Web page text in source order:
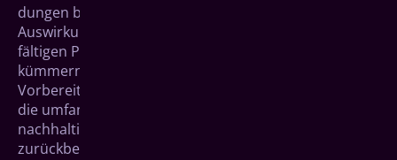
dungen betroffen ist, kann das ernst­hafte
Auswirkungen auf die Zähne haben. In unserem sorg­
fältigen Paro­dontitis-Behandlungs­programm
kümmern wir uns um die gewissen­hafte
Vorbereitung, die professio­nelle Durch­führung und
die umfang­reiche Nach­sorge, damit Du schnell und
nach­haltig wieder Deine gewohnte Lebens­qualität
zurückbekommst.